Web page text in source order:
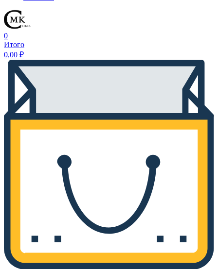
0
Итого
0,00 ₽